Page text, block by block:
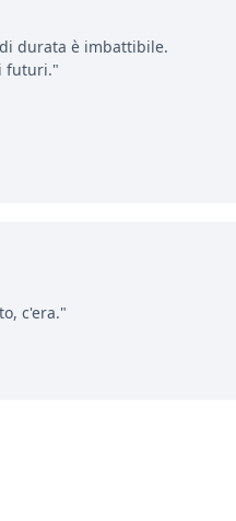
durata è imbattibile.
futuri."
c'era."